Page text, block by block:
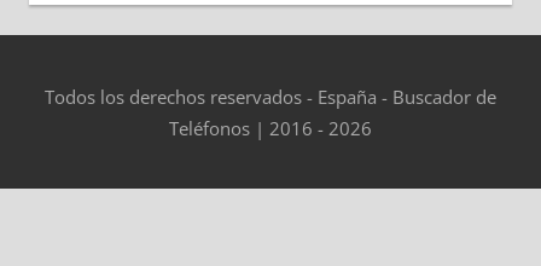
Todos los derechos reservados - España - Buscador de
Teléfonos | 2016 - 2026